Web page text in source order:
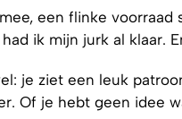
een flinke
ik mijn jurk al klaar.
je ziet een leuk
Of je hebt geen idee